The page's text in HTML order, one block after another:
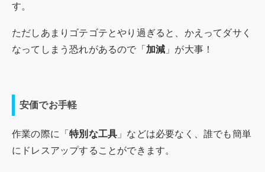
す。
ただしあまりゴテゴテとやり過ぎると、かえってダサく
なってしまう恐れがあるので「 加減 」が大事！
安価でお手軽
作業の際に「特別な工具 」などは必要なく、誰でも簡単
にドレスアップすることができます。